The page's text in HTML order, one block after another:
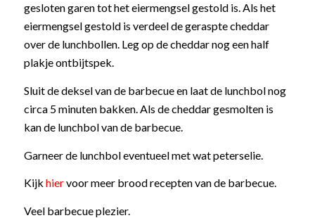
gesloten garen tot het eiermengsel gestold is. Als het
eiermengsel gestold is verdeel de geraspte cheddar
over de lunchbollen. Leg op de cheddar nog een half
plakje ontbijtspek.
Sluit de deksel van de barbecue en laat de lunchbol nog
circa 5 minuten bakken. Als de cheddar gesmolten is
kan de lunchbol van de barbecue.
Garneer de lunchbol eventueel met wat peterselie.
Kijk hiervoor meer brood recepten van de barbecue.
Veel barbecue plezier.